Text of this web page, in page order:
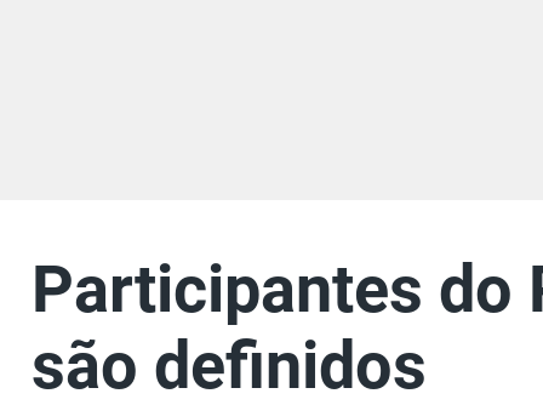
Participantes do
são definidos